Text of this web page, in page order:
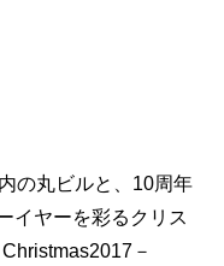
の丸ビルと、10周年
イヤーを彩るクリス
－